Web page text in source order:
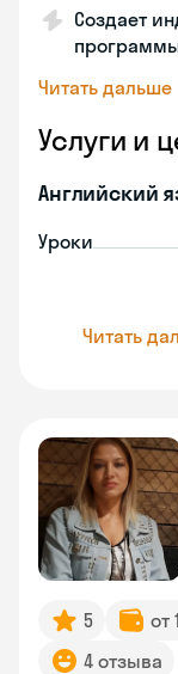
Создает
Читать дальше
Услуги и
Английский
Уроки
Читать
5 от
4 отзыва